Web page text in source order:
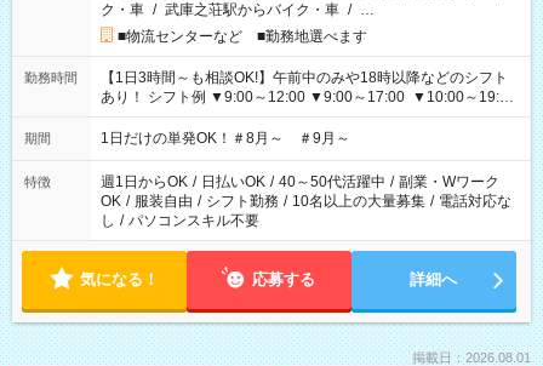
ク・車 / 武庫之荘駅からバイク・車 / …
■物流センターなど ■勤務地選べます
勤務時間
【1日3時間～も相談OK!】午前中のみや18時以降などのシフト
あり！ シフト例 ▼9:00～12:00 ▼9:00～17:00 ▼10:00～19:00
▼18:00～21:00
期間 1日だけの単発OK！＃8月～ ＃9月～
特徴 週1日からOK / 日払いOK / 40～50代活躍中 / 副業・Wワーク
OK / 服装自由 / シフト勤務 / 10名以上の大量募集 / 電話対応な
し / パソコンスキル不要
気になる！ 応募する 詳細へ
掲載日：2026.08.01